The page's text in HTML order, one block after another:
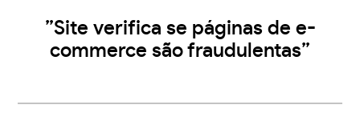
”Site verifica se páginas de e-
commerce são fraudulentas”